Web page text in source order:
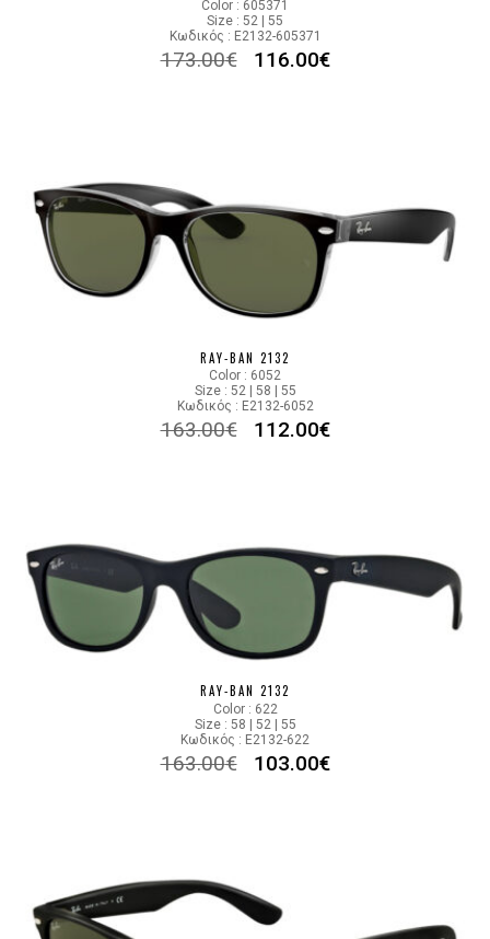
Color : 605371
Size : 52 | 55
Κωδικός : E2132-605371
173.00€ 116.00€
RAY-BAN 2132
Color : 6052
Size : 52 | 58 | 55
Κωδικός : E2132-6052
163.00€ 112.00€
RAY-BAN 2132
Color : 622
Size : 58 | 52 | 55
Κωδικός : E2132-622
163.00€ 103.00€